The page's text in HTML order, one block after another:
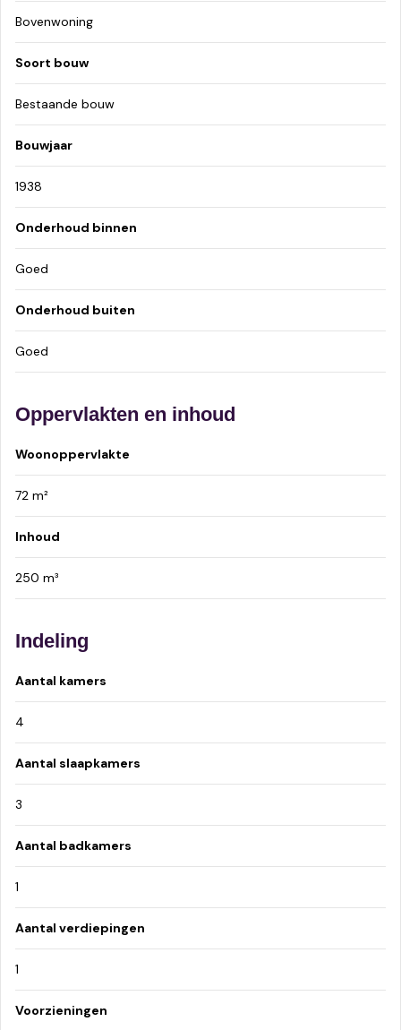
Bovenwoning
Soort bouw
Bestaande bouw
Bouwjaar
1938
Onderhoud binnen
Goed
Onderhoud buiten
Goed
Oppervlakten en inhoud
Woonoppervlakte
72 m²
Inhoud
250 m³
Indeling
Aantal kamers
4
Aantal slaapkamers
3
Aantal badkamers
1
Aantal verdiepingen
1
Voorzieningen